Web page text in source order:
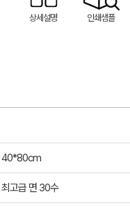
상세설명 인쇄샘플
40*80cm
최고급 면 30수